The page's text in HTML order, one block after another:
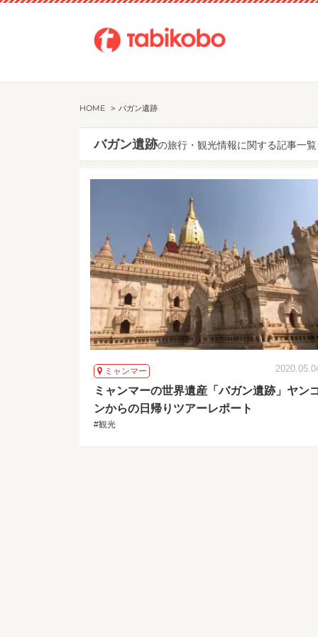
HOME バガン遺跡
バガン遺跡の旅行・観光情報に関する記事一
ミャンマー
ミャンマーの世界遺産「バガン遺跡」ヤン
ンからの日帰りツアーレポート
#観光